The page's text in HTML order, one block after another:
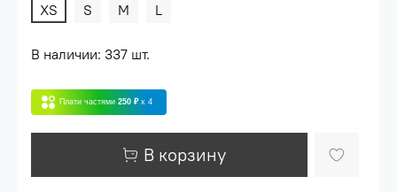
XS S M L
В наличии: 337 шт.
Плати частями 250 ₽ x 4
В корзину